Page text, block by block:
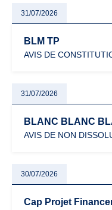
31/07/2026
BLM TP
AVIS DE
31/07/2026
BLANC BLANC
AVIS DE NON
30/07/2026
Cap Projet